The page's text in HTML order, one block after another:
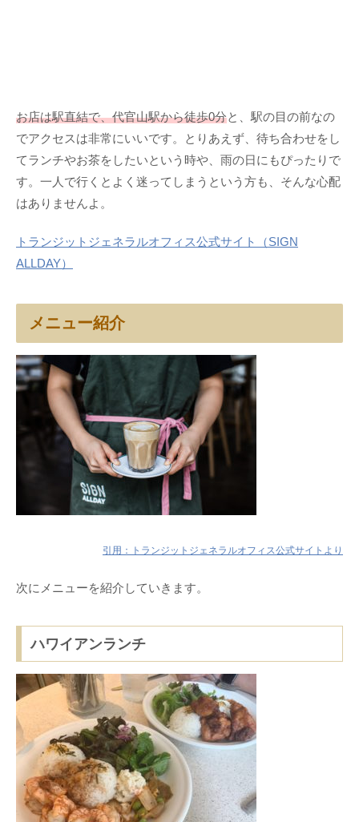
お店は駅直結で、代官山駅から徒歩0分と、駅の目の前なの
でアクセスは非常にいいです。とりあえず、待ち合わせをし
てランチやお茶をしたいという時や、雨の日にもぴったりで
す。一人で行くとよく迷ってしまうという方も、そんな心配
はありませんよ。
トランジットジェネラルオフィス公式サイト（SIGN
ALLDAY）
メニュー紹介
引用：トランジットジェネラルオフィス公式サイトより
次にメニューを紹介していきます。
ハワイアンランチ